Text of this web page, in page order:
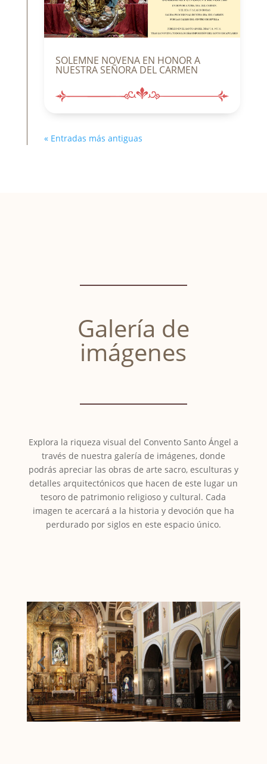
SOLEMNE NOVENA EN HONOR A
NUESTRA SEÑORA DEL CARMEN
« Entradas más antiguas
Galería de
imágenes
Explora la riqueza visual del Convento Santo Ángel a
través de nuestra galería de imágenes, donde
podrás apreciar las obras de arte sacro, esculturas y
detalles arquitectónicos que hacen de este lugar un
tesoro de patrimonio religioso y cultural. Cada
imagen te acercará a la historia y devoción que ha
perdurado por siglos en este espacio único.